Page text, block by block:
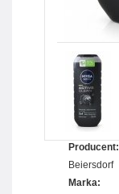
Producent:
Beiersdorf
Marka: